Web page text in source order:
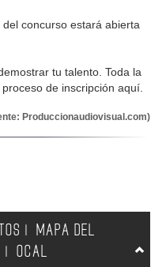
concurso estará abierta
tu talento. Toda la
de inscripción aquí.
Produccionaudiovisual.com)
MAPA DEL
OCAL